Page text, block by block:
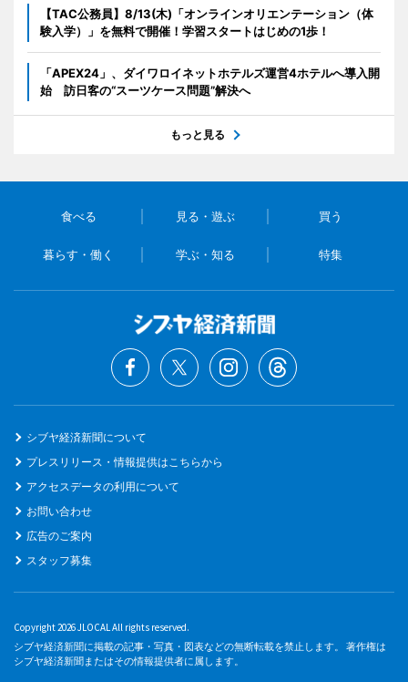
【TAC公務員】8/13(木)「オンラインオリエンテーション（体
験入学）」を無料で開催！学習スタートはじめの1歩！
「APEX24」、ダイワロイネットホテルズ運営4ホテルへ導入開
始 訪日客の“スーツケース問題”解決へ
もっと見る
食べる 見る・遊ぶ 買う
暮らす・働く 学ぶ・知る 特集
シブヤ経済新聞について
プレスリリース・情報提供はこちらから
アクセスデータの利用について
お問い合わせ
広告のご案内
スタッフ募集
Copyright 2026 JLOCAL All rights reserved.
シブヤ経済新聞に掲載の記事・写真・図表などの無断転載を禁止します。 著作権は
シブヤ経済新聞またはその情報提供者に属します。